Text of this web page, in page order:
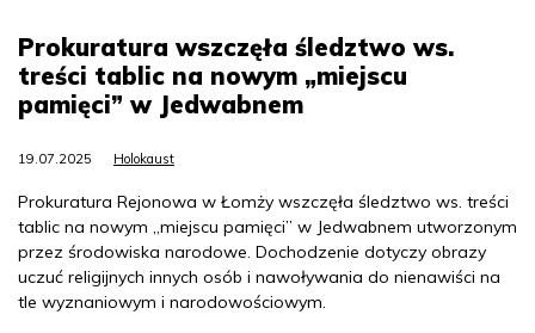
Prokuratura wszczęła śledztwo ws.
treści tablic na nowym „miejscu
pamięci” w Jedwabnem
19.07.2025 Holokaust
Prokuratura Rejonowa w Łomży wszczęła śledztwo ws. treści
tablic na nowym „miejscu pamięci” w Jedwabnem utworzonym
przez środowiska narodowe. Dochodzenie dotyczy obrazy
uczuć religijnych innych osób i nawoływania do nienawiści na
tle wyznaniowym i narodowościowym.